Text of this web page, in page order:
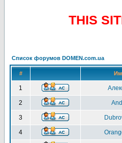
THIS
Список форумов DOMEN.com.ua
#
1
2
3
4